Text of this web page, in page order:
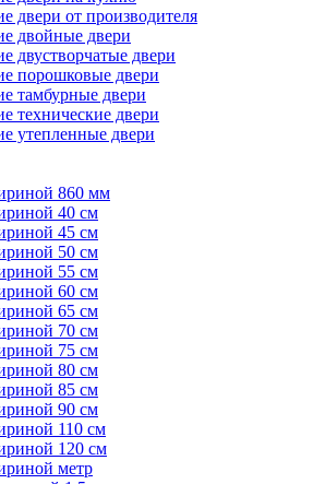
двери от производителя
двойные двери
двустворчатые двери
порошковые двери
тамбурные двери
технические двери
утепленные двери
860 мм
40 см
45 см
50 см
55 см
60 см
65 см
70 см
75 см
80 см
85 см
90 см
110 см
120 см
метр